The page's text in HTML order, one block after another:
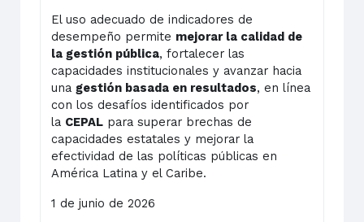
El uso adecuado de indicadores de
desempeño permite mejorar la calidad de
la gestión pública, fortalecer las
capacidades institucionales y avanzar hacia
una gestión basada en resultados, en línea
con los desafíos identificados por
la CEPAL para superar brechas de
capacidades estatales y mejorar la
efectividad de las políticas públicas en
América Latina y el Caribe.
1 de junio de 2026